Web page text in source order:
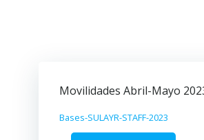
Movilidades Abril-Mayo
Bases-SULAYR-STAFF-2023